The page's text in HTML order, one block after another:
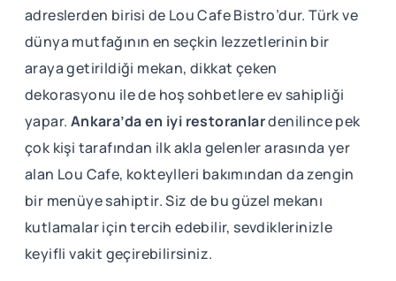
adreslerden birisi de Lou Cafe Bistro’dur. Türk ve
dünya mutfağının en seçkin lezzetlerinin bir
araya getirildiği mekan, dikkat çeken
dekorasyonu ile de hoş sohbetlere ev sahipliği
yapar. Ankara’da en iyi restoranlardenilince pek
çok kişi tarafından ilk akla gelenler arasında yer
alan Lou Cafe, kokteylleri bakımından da zengin
bir menüye sahiptir. Siz de bu güzel mekanı
kutlamalar için tercih edebilir, sevdiklerinizle
keyifli vakit geçirebilirsiniz.